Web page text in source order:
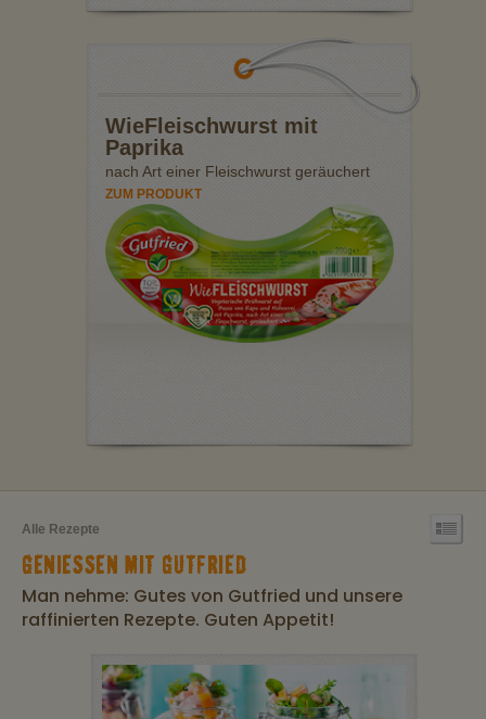
WieFleischwurst mit
Paprika
nach Art einer Fleischwurst geräuchert
ZUM PRODUKT
Alle Rezepte
GENIESSEN MIT GUTFRIED
Man nehme: Gutes von Gutfried und unsere
raffinierten Rezepte. Guten Appetit!